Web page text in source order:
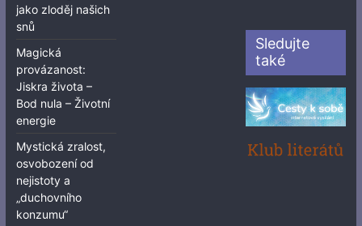
jako zloděj našich
snů
Magická
provázanost:
Jiskra života –
Bod nula – Životní
energie
Mystická zralost,
osvobození od
nejistoty a
„duchovního
konzumu“
Sledujte
také